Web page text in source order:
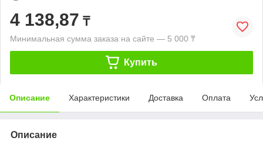
4 138,87 ₸
Минимальная сумма заказа на сайте — 5 000 ₸
Купить
Описание Характеристики Доставка Оплата
Описание